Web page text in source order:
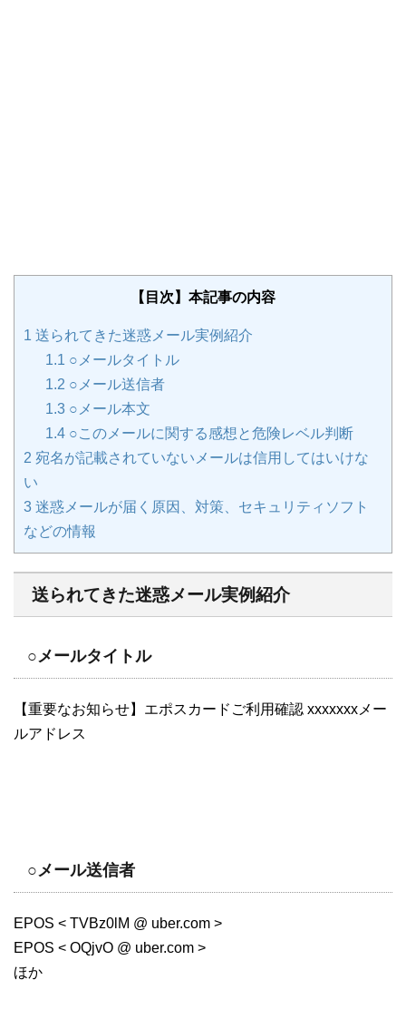
【目次】本記事の内容
1 送られてきた迷惑メール実例紹介
1.1 ○メールタイトル
1.2 ○メール送信者
1.3 ○メール本文
1.4 ○このメールに関する感想と危険レベル判断
2 宛名が記載されていないメールは信用してはいけな
い
3 迷惑メールが届く原因、対策、セキュリティソフト
などの情報
送られてきた迷惑メール実例紹介
○メールタイトル
【重要なお知らせ】エポスカードご利用確認 xxxxxxxメー
ルアドレス
○メール送信者
EPOS < TVBz0lM @ uber.com >
EPOS < OQjvO @ uber.com >
ほか